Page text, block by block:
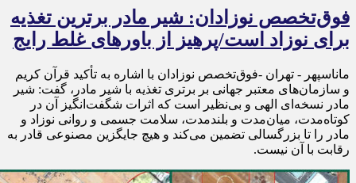
فوق‌تخصص نوزادان: شیر مادر برترین تغذیه
برای نوزاد است/پرهیز از باورهای غلط رایج
ماناسپهر - تهران -فوق‌تخصص نوزادان با اشاره به تأکید قرآن کریم
و سازمان‌های معتبر جهانی بر برتری تغذیه با شیر مادر، گفت: شیر
مادر نسخه‌ای الهی و بی‌نظیر است که اثرات شگفت‌انگیز آن در
کوتاه‌مدت، میان‌مدت و بلندمدت، سلامت جسمی و روانی نوزاد و
مادر را تا بزرگسالی تضمین می‌کند و هیچ جایگزین مصنوعی قادر به
رقابت با آن نیست.